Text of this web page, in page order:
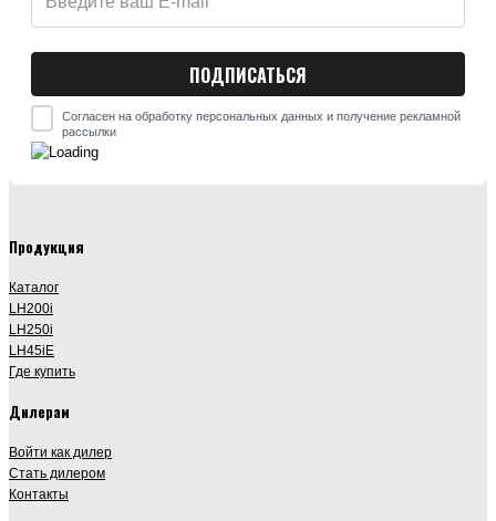
Согласен на обработку персональных данных и получение рекламной
рассылки
Продукция
Каталог
LH200i
LH250i
LH45iE
Где купить
Дилерам
Войти как дилер
Стать дилером
Контакты